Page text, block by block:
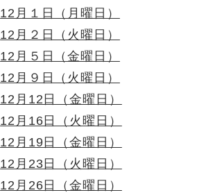
12月１日（月曜日）
12月２日（火曜日）
12月５日（金曜日）
12月９日（火曜日）
12月12日（金曜日）
12月16日（火曜日）
12月19日（金曜日）
12月23日（火曜日）
12月26日（金曜日）